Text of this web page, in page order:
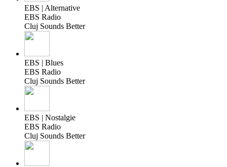
EBS | Alternative
EBS Radio
Cluj Sounds Better
EBS | Blues
EBS Radio
Cluj Sounds Better
EBS | Nostalgie
EBS Radio
Cluj Sounds Better